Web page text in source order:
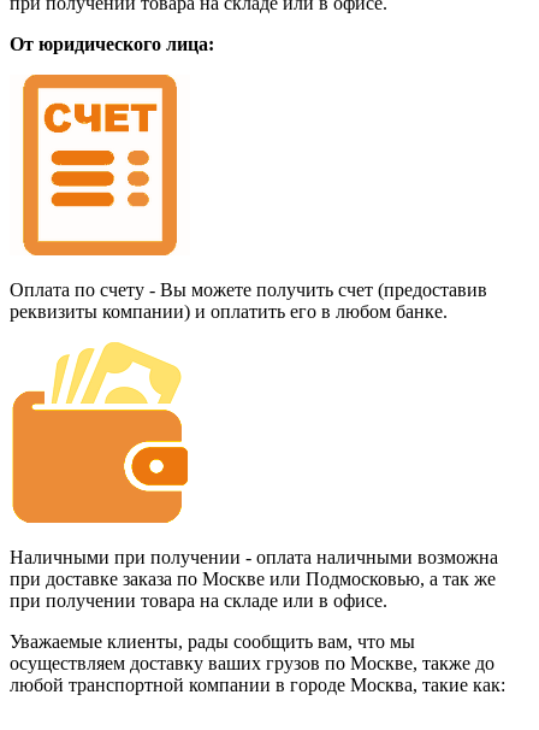
От юридического лица:
Оплата по счету - Вы можете получить счет (предоставив
реквизиты компании) и оплатить его в любом банке.
Наличными при получении - оплата наличными возможна
при доставке заказа по Москве или Подмосковью, а так же
при получении товара на складе или в офисе.
Уважаемые клиенты, рады сообщить вам, что мы
осуществляем доставку ваших грузов по Москве, также до
любой транспортной компании в городе Москва, такие как: